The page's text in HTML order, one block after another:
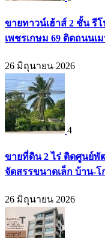
ขายทาวน์เฮ้าส์ 2 ชั้น รี
เพชรเกษม 69 ติดถนนเ
26 มิถุนายน 2026
4
ขายที่ดิน 2 ไร่ ติดศูนย์
จัดสรรขนาดเล็ก บ้าน-โ
26 มิถุนายน 2026